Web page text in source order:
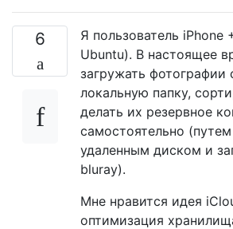
6
Я пользователь iPhone
Ubuntu). В настоящее
загружать фотографии
локальную папку,
делать их резервное
самостоятельно
удаленным диском и
bluray).
Мне нравится идея
оптимизация